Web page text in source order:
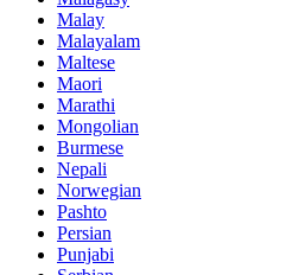
Malay
Malayalam
Maltese
Maori
Marathi
Mongolian
Burmese
Nepali
Norwegian
Pashto
Persian
Punjabi